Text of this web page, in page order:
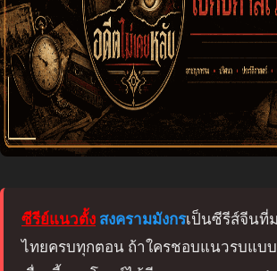
ซีรีย์แนวตั้ง สงครามมังกรเป็นซีรีส์จีนที่
ไทยครบทุกตอน ถ้าใครชอบแนวรบแบ